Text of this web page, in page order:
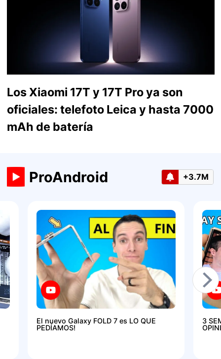
Los Xiaomi 17T y 17T Pro ya son
oficiales: telefoto Leica y hasta 7000
mAh de batería
ProAndroid +3.7M
El nuevo Galaxy FOLD 7 es LO QUE
PEDÍAMOS!
3